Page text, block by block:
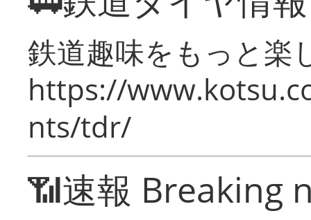
鉄道趣味をもっと楽
https://
nts/tdr/
📶速報 Breaking